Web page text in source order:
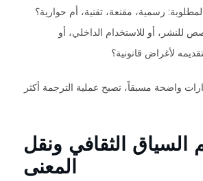
رسمية، مقنعة، تقنية، أم حوارية؟
أو للاستخدام الداخلي، أو
لأغراض قانونية؟
واضحة مسبقاً، تصبح عملية الترجمة أكثر
السياق الثقافي ونقل
المعنى